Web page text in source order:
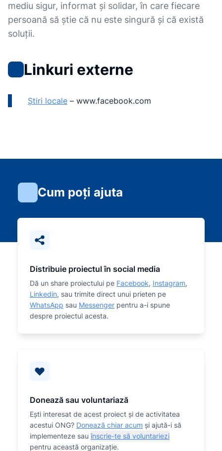
mediu sigur, informat și solidar, în care fiecare
persoană să știe că nu este singură și că există
soluții.
Linkuri externe
Știri locale – www.facebook.com
Cum poți ajuta
Distribuie proiectul în social media
Dă un share proiectului pe Facebook, Instagram,
Linkedin, sau trimite direct unui prieten pe
WhatsApp sau Messenger pentru a-i spune
despre proiectul acesta.
Donează sau voluntariază
Eşti interesat de acest proiect și de activitatea
acestui ONG? Donează chiar acum și ajută-i să
implementeze sauînscrie-te să voluntariezi
pentru această organizaţie.